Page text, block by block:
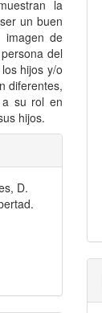
la
un buen
de
del
hijos y/o
diferentes,
a su rol en
hijos.
D.